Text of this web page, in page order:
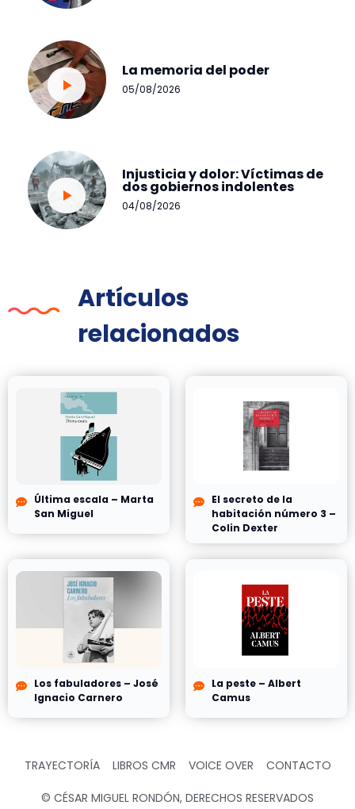
La memoria del poder
05/08/2026
Injusticia y dolor: Víctimas de
dos gobiernos indolentes
04/08/2026
Artículos
relacionados
Última escala – Marta
San Miguel
El secreto de la
habitación número 3 –
Colin Dexter
Los fabuladores – José
Ignacio Carnero
La peste – Albert
Camus
TRAYECTORÍA LIBROS CMR VOICE OVER CONTACTO
© CÉSAR MIGUEL RONDÓN, DERECHOS RESERVADOS